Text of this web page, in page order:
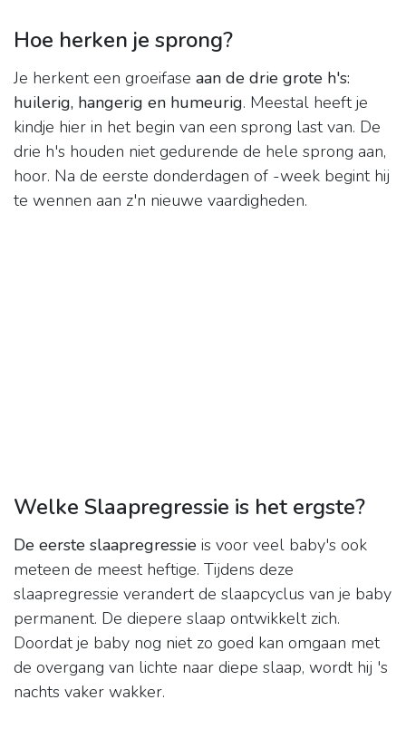
Hoe herken je sprong?
Je herkent een groeifase aan de drie grote h's:
huilerig, hangerig en humeurig. Meestal heeft je
kindje hier in het begin van een sprong last van. De
drie h's houden niet gedurende de hele sprong aan,
hoor. Na de eerste donderdagen of -week begint hij
te wennen aan z'n nieuwe vaardigheden.
Welke Slaapregressie is het ergste?
De eerste slaapregressie is voor veel baby's ook
meteen de meest heftige. Tijdens deze
slaapregressie verandert de slaapcyclus van je baby
permanent. De diepere slaap ontwikkelt zich.
Doordat je baby nog niet zo goed kan omgaan met
de overgang van lichte naar diepe slaap, wordt hij 's
nachts vaker wakker.